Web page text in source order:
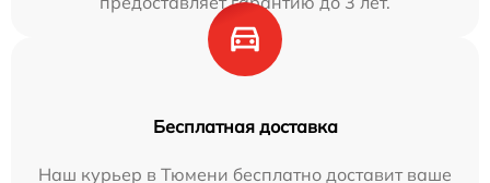
Бесплатная доставка
Наш курьер в Тюмени бесплатно доставит ваше